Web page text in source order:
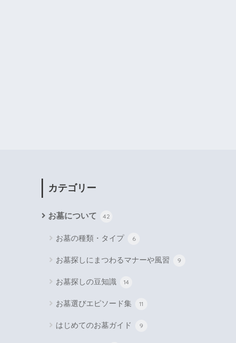
カテゴリー
お墓について 42
お墓の種類・タイプ 6
お墓探しにまつわるマナーや風習 9
お墓探しの豆知識 14
お墓選びエピソード集 11
はじめてのお墓ガイド 9